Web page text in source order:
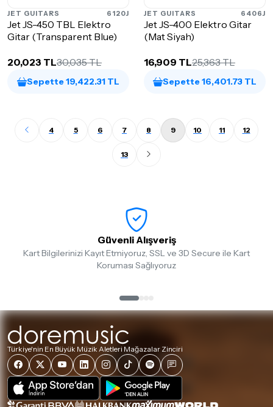
JET GUITARS 6120J
Jet JS-450 TBL Elektro
Gitar (Transparent Blue)
20,023 TL30,035 TL
Sepette 19,422.31 TL
JET GUITARS 6406J
Jet JS-400 Elektro Gitar
(Mat Siyah)
16,909 TL25,363 TL
Sepette 16,401.73 TL
4 5 6 7 8 9 10 11 12
13
Güvenli Alışveriş
Kart Bilgilerinizi Kayıt Etmiyoruz, SSL ve 3D Secure ile Kart
Koruması Sağlıyoruz
Türkiye'nin En Büyük Müzik Aletleri Mağazalar Zinciri